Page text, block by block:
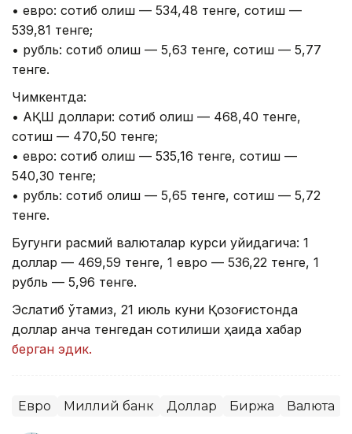
• евро: сотиб олиш — 534,48 тенге, сотиш —
539,81 тенге;
• рубль: сотиб олиш — 5,63 тенге, сотиш — 5,77
тенге.
Чимкентда:
• АҚШ доллари: сотиб олиш — 468,40 тенге,
сотиш — 470,50 тенге;
• евро: сотиб олиш — 535,16 тенге, сотиш —
540,30 тенге;
• рубль: сотиб олиш — 5,65 тенге, сотиш — 5,72
тенге.
Бугунги расмий валюталар курси қуйидагича: 1
доллар — 469,59 тенге, 1 евро — 536,22 тенге, 1
рубль — 5,96 тенге.
Эслатиб ўтамиз, 21 июль куни Қозоғистонда
доллар қанча тенгедан сотилиши ҳақида хабар
берган эдик.
Евро Миллий банк Доллар Биржа Валюта